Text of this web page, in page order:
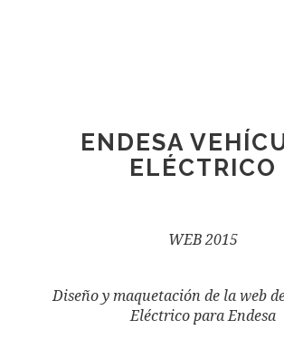
ENDESA
ELÉCTRICO
WEB 2015
Diseño y maquetación de la web
Eléctrico para Endesa